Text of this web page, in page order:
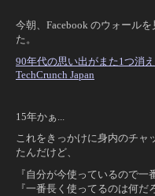
今朝、Facebook のウォール
た。
90年代の思い出がまた1つ消
TechCrunch Japan
15年かぁ...
これをきっかけに身内のチャ
たんだけど、
『自分が今使っているので
『一番長く使ってるのは何